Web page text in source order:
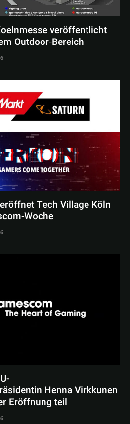
veröffentlicht
Outdoor-Bereich
Tech Village Köln
Woche
Henna Virkkunen
Eröffnung teil